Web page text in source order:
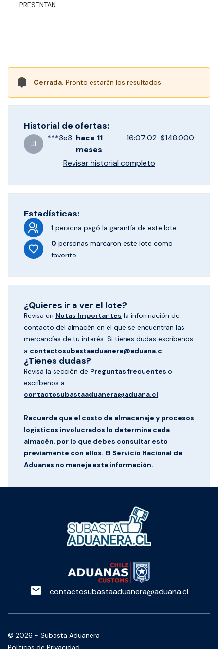
PRESENTAN.
Cerrada. Pronto estarán los resultados
Historial de ofertas:
JI
***3e3 hace 11
meses
16:07:02 $148.000
Revisar historial completo
Estadísticas:
1 persona pagó la garantía de este lote
0 personas marcaron este lote como
favorito
¿Quieres ir a ver el lote?
Revisa en Notas Importantes la información de
contacto del almacén en el que se encuentran las
mercancías de tu interés. Si tienes dudas escríbenos
a contactosubastaaduanera@aduana.cl
¿Tienes dudas?
Revisa la sección de Preguntas frecuentes o
escríbenos a
contactosubastaaduanera@aduana.cl
Recuerda que el costo de almacenaje y procesos
logísticos involucrados lo determina cada
almacén, por lo que debes consultar esto
previamente con ellos. El Servicio Nacional de
Aduanas no maneja esta información.
contactosubastaaduanera@aduana.cl
© 2026 - Subasta Aduanera
Políticas de Privacidad